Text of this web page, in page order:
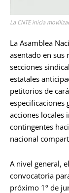
La CNTE inicia
La Asamblea
asentado en sus
secciones
estatales
petitorios de
especificaciones
acciones locales
contingentes
nacional
A nivel general,
convocatoria
próximo 1º de